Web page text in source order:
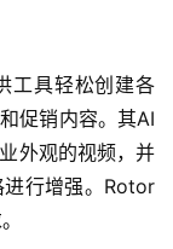
工具轻松创建各
促销内容。其AI
外观的视频，并
行增强。Rotor